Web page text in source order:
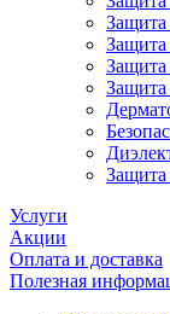
Защита
Защита
Защита
Защита
Услуги
Акции
Оплата и доставка
Полезная